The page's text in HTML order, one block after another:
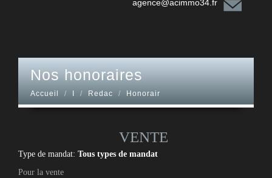
agence@acimmo34.fr
nos honoraires
Accueil Redac Honorair
VENTE
Type de mandat: Tous types de mandat
Pour la vente